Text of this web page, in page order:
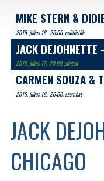
JACK
CHICAGO
MIKE STERN &
2015. július 16.. 20:00, csütörtök
JACK
2015. július 17.. 20:00, péntek
CARMEN SOUZA &
2015. július 18.. 20:00, szombat